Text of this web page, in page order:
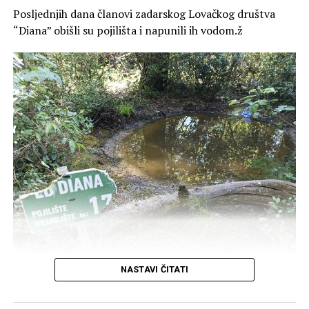
Poluotoka.
Posljednjih dana članovi zadarskog Lovačkog društva
“Diana” obišli su pojilišta i napunili ih vodom.ž
S obzirom na dugotrajne vrućine i nedostatak vode, u
okviru svojih redovnih aktivnosti, članovi Lovačke udruge
NASTAVI ČITATI